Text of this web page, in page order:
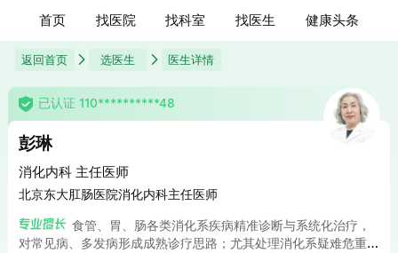
首页 找医院 找科室 找医生 健康头条
返回首页 选医生 医生详情
已认证 110**********48
彭琳
消化内科 主任医师
北京东大肛肠医院消化内科主任医师
食管、胃、肠各类消化系疾病精准诊断与系统化治疗，
对常见病、多发病形成成熟诊疗思路；尤其处理消化系疑难危重